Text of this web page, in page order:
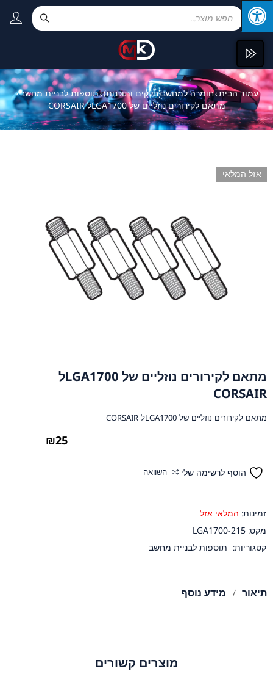
עמוד הבית›חומרה למחשב(חלקים ותוכנות)›תוספות לבניית מחשב›
מתאם לקירורים נוזליים של LGA1700ל CORSAIR
אזל המלאי
מתאם לקירורים נוזליים של LGA1700ל
CORSAIR
מתאם לקירורים נוזליים של LGA1700ל CORSAIR
₪25
הוסף לרשימה שלי השוואה
זמינות: המלאי אזל
מקט: 215-LGA1700
קטגוריות: תוספות לבניית מחשב
תיאור מידע נוסף
מוצרים קשורים